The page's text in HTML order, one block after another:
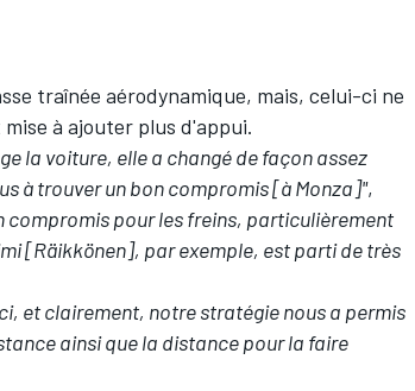
traînée aérodynamique, mais, celui-ci ne
à ajouter plus d'appui.
la voiture, elle a changé de façon assez
à trouver un bon compromis [à Monza]",
compromis pour les freins, particulièrement
[Räikkönen], par exemple, est parti de très
et clairement, notre stratégie nous a permis
ainsi que la distance pour la faire